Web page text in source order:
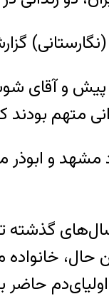
(نگارستانی)
و آقای
متهم
گذشته
حال،
اولیای‌دم